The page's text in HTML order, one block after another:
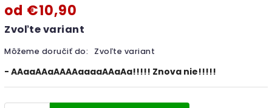
od €10,90
Zvoľte variant
Môžeme doručiť do: Zvoľte variant
- AAaaAAaAAAAaaaaAAaAa!!!!! Znova nie!!!!!